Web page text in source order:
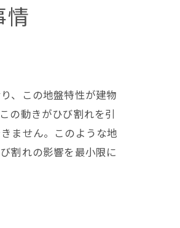
情
、この地盤特性が建物
の動きがひび割れを引
ません。このような地
割れの影響を最小限に